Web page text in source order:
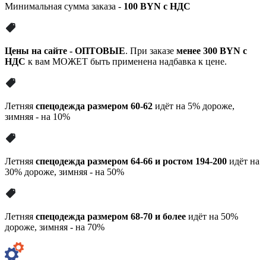
Минимальная сумма заказа - 100 BYN с НДС
Цены на сайте - ОПТОВЫЕ. При заказе менее 300 BYN с
НДС к вам МОЖЕТ быть применена надбавка к цене.
Летняя спецодежда размером 60-62 идёт на 5% дороже,
зимняя - на 10%
Летняя спецодежда размером 64-66 и ростом 194-200 идёт на
30% дороже, зимняя - на 50%
Летняя спецодежда размером 68-70 и более идёт на 50%
дороже, зимняя - на 70%